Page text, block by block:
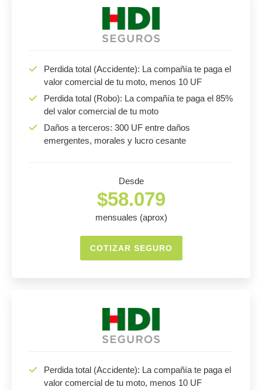
Perdida total (Accidente): La compañía te paga el
valor comercial de tu moto, menos 10 UF
Perdida total (Robo): La compañía te paga el 85%
del valor comercial de tu moto
Daños a terceros: 300 UF entre daños
emergentes, morales y lucro cesante
Desde
$58.079
mensuales (aprox)
COTIZAR SEGURO
Perdida total (Accidente): La compañía te paga el
valor comercial de tu moto, menos 10 UF